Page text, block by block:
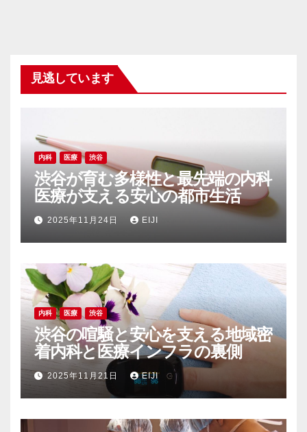
見逃しています
内科 医療 渋谷
渋谷が育む多様性と最先端の内科
医療が支える安心の都市生活
2025年11月24日 EIJI
内科 医療 渋谷
渋谷の喧騒と安心を支える地域密
着内科と医療インフラの裏側
2025年11月21日 EIJI